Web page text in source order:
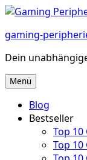
Zum
springen
gaming-
Dein
Menü
Blog
Bestseller
Top 10
Top